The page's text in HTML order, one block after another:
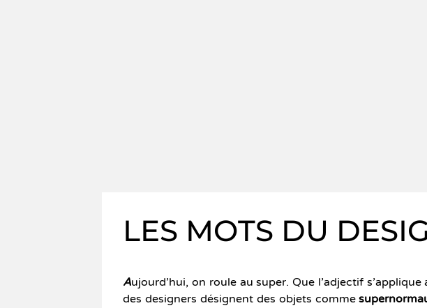
LES MOTS DU
Aujourd’hui, on roule au super. Que l’adjectif
des designers désignent des objets comme